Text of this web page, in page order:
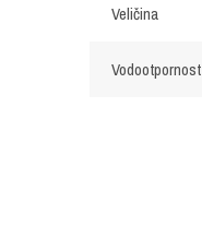
Veličina
Vodootpornost